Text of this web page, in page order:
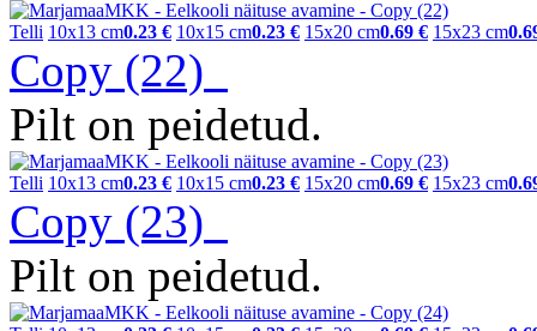
Telli 10x13 cm0.23 € 10x15 cm0.23 € 15x20 cm0.69 € 15x23 cm
Copy (22)
Pilt on peidetud.
Telli 10x13 cm0.23 € 10x15 cm0.23 € 15x20 cm0.69 € 15x23 cm
Copy (23)
Pilt on peidetud.